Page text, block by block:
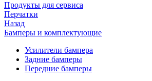
Продукты для сервиса
Перчатки
Назад
Бамперы и комплектующие
Усилители бампера
Задние бамперы
Передние бамперы